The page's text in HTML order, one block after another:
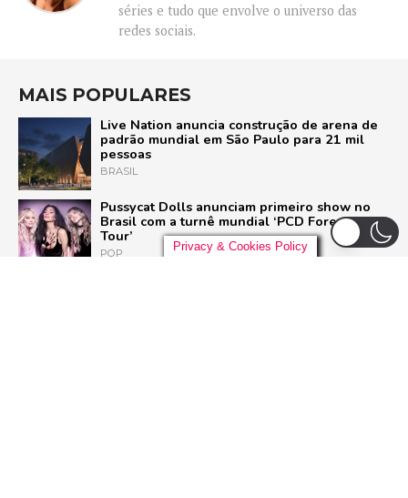
séries e tudo que envolve o universo das
redes sociais.
MAIS POPULARES
Live Nation anuncia construção de arena de
padrão mundial em São Paulo para 21 mil
pessoas
BRASIL
Pussycat Dolls anunciam primeiro show no
Brasil com a turnê mundial ‘PCD Forever
Tour’
POP Privacy & Cookies Policy